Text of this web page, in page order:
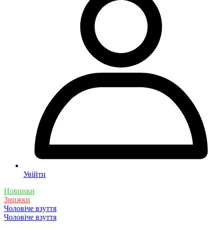
Увійти
Новинки
Знижки
Чоловіче взуття
Чоловіче взуття